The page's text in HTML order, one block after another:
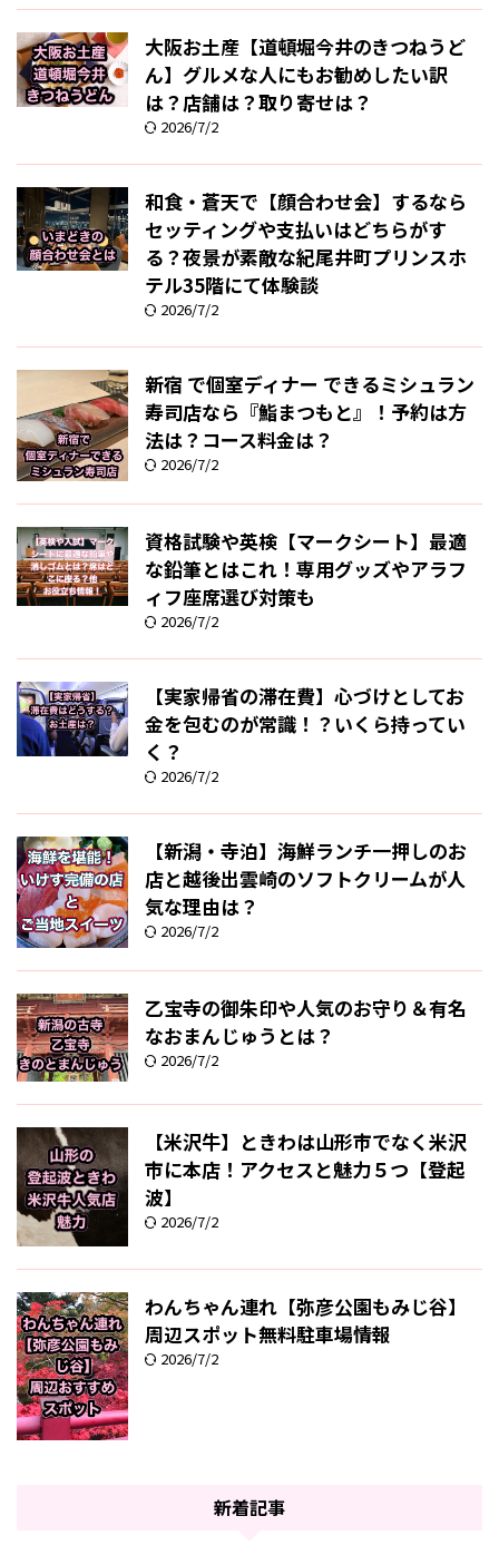
大阪お土産【道頓堀今井のきつねうど
ん】グルメな人にもお勧めしたい訳
は？店舗は？取り寄せは？
2026/7/2
和食・蒼天で【顔合わせ会】するなら
セッティングや支払いはどちらがす
る？夜景が素敵な紀尾井町プリンスホ
テル35階にて体験談
2026/7/2
新宿 で個室ディナー できるミシュラン
寿司店なら『鮨まつもと』！予約は方
法は？コース料金は？
2026/7/2
資格試験や英検【マークシート】最適
な鉛筆とはこれ！専用グッズやアラフ
ィフ座席選び対策も
2026/7/2
【実家帰省の滞在費】心づけとしてお
金を包むのが常識！？いくら持ってい
く？
2026/7/2
【新潟・寺泊】海鮮ランチ一押しのお
店と越後出雲崎のソフトクリームが人
気な理由は？
2026/7/2
乙宝寺の御朱印や人気のお守り＆有名
なおまんじゅうとは？
2026/7/2
【米沢牛】ときわは山形市でなく米沢
市に本店！アクセスと魅力５つ【登起
波】
2026/7/2
わんちゃん連れ【弥彦公園もみじ谷】
周辺スポット無料駐車場情報
2026/7/2
新着記事